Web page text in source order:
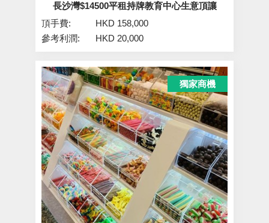
長沙灣$14500平租持牌教育中心生意頂讓
頂手費:
HKD 158,000
參考利潤:
HKD 20,000
獨家商機